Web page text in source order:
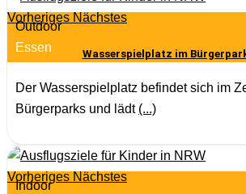
Vorheriges Nächstes
Outdoor
Essen
Wasserspielplatz im
Der Wasserspielplatz befindet sich im
Bürgerparks und lädt (...)
Vorheriges Nächstes
Indoor